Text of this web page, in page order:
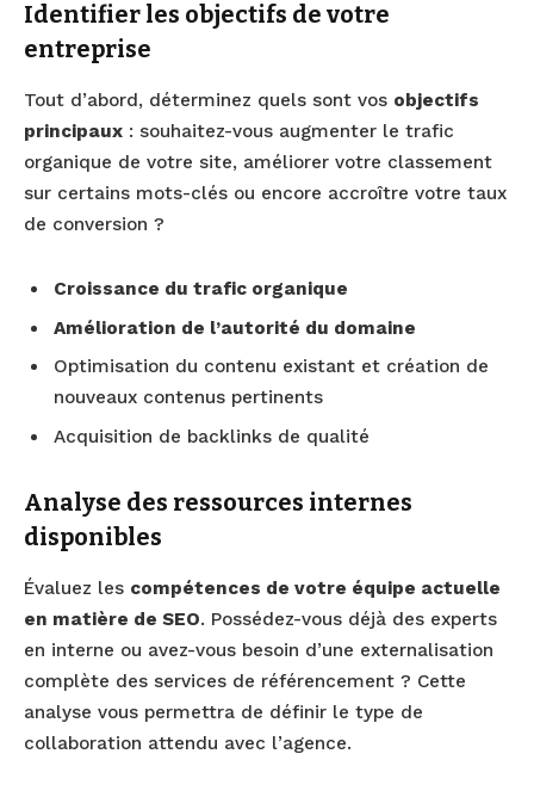
Identifier les objectifs de votre
entreprise
Tout d’abord, déterminez quels sont vos objectifs
principaux : souhaitez-vous augmenter le trafic
organique de votre site, améliorer votre classement
sur certains mots-clés ou encore accroître votre taux
de conversion ?
Croissance du trafic organique
Amélioration de l’autorité du domaine
Optimisation du contenu existant et création de
nouveaux contenus pertinents
Acquisition de backlinks de qualité
Analyse des ressources internes
disponibles
Évaluez les compétences de votre équipe actuelle
en matière de SEO. Possédez-vous déjà des experts
en interne ou avez-vous besoin d’une externalisation
complète des services de référencement ? Cette
analyse vous permettra de définir le type de
collaboration attendu avec l’agence.